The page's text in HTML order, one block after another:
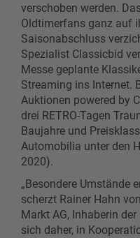
verschoben werden.
Oldtimerfans ganz auf
Saisonabschluss
Spezialist Classicbid
Messe geplante
Streaming ins Internet.
Auktionen powered by
drei RETRO-Tagen
Baujahre und
Automobilia unter den
2020).
„Besondere Umstände
scherzt Rainer Hahn
Markt AG, Inhaberin
sich daher, in